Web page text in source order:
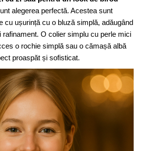
alegerea perfectă. Acestea sunt
cu ușurință cu o bluză simplă, adăugând
rafinament. O colier simplu cu perle mici
o rochie simplă sau o cămașă albă
proaspăt și sofisticat.